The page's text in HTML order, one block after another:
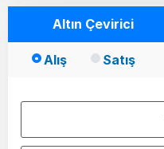
Altın Çevirici
Alış Satış